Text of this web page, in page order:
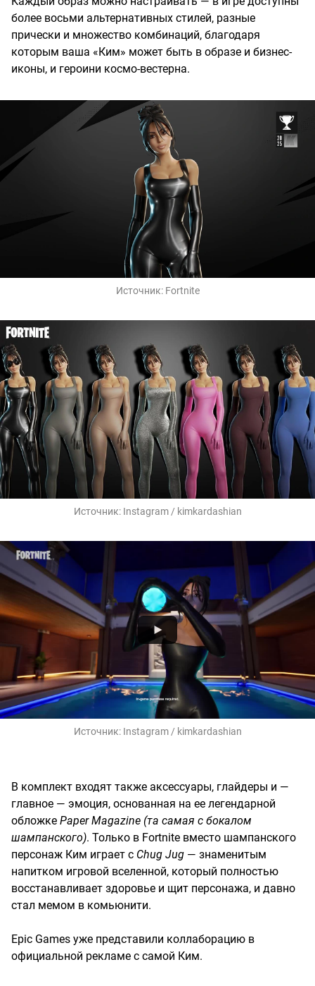
более восьми альтернативных стилей, разные
прически и множество комбинаций, благодаря
которым ваша «Ким» может быть в образе и бизнес-
иконы, и героини космо-вестерна.
Источник: Fortnite
Источник: Instagram / kimkardashian
Источник: Instagram / kimkardashian
В комплект входят также аксессуары, глайдеры и —
главное — эмоция, основанная на ее легендарной
обложке Paper Magazine (та самая с бокалом
шампанского). Только в Fortnite вместо шампанского
персонаж Ким играет с Chug Jug — знаменитым
напитком игровой вселенной, который полностью
восстанавливает здоровье и щит персонажа, и давно
стал мемом в комьюнити.
Epic Games уже представили коллаборацию в
официальной рекламе с самой Ким.